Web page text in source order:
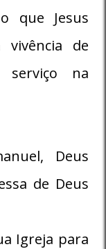
que Jesus
de
serviço na
Deus
de Deus
Igreja para